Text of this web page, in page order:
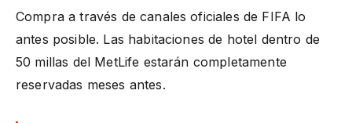
Compra a través de canales oficiales de FIFA lo
antes posible. Las habitaciones de hotel dentro de
50 millas del MetLife estarán completamente
reservadas meses antes.